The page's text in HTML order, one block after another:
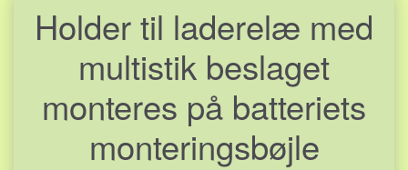
Holder til laderelæ med
multistik beslaget
monteres på batteriets
monteringsbøjle